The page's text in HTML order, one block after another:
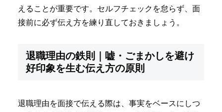
えることが重要です。セルフチェックを怠らず、面
接前に必ず伝え方を練り直しておきましょう。
退職理由の鉄則｜嘘・ごまかしを避け
好印象を生む伝え方の原則
退職理由を面接で伝える際は、事実をベースにしつ